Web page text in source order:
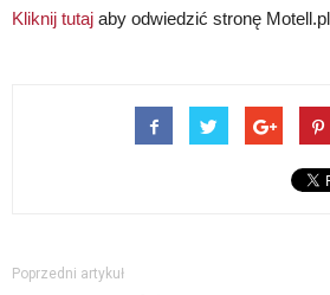
Kliknij tutaj aby odwiedzić stronę
Poprzedni artykuł